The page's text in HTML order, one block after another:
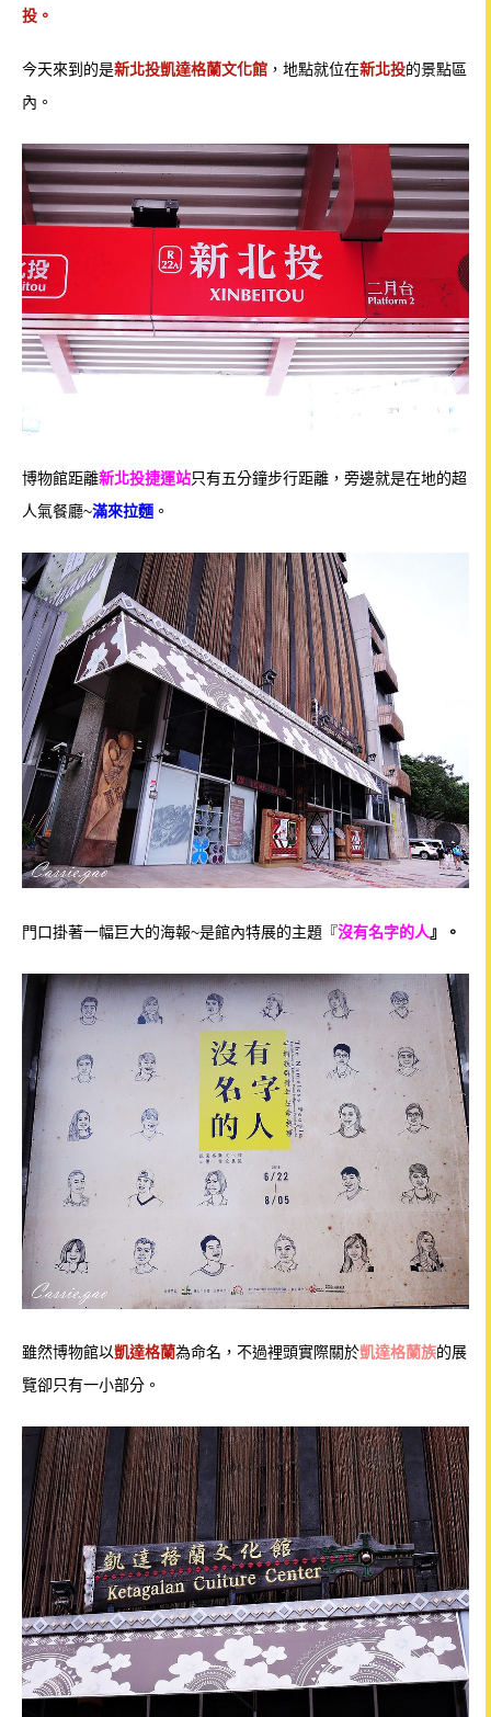
投。
今天來到的是新北投凱達格蘭文化館 ，地點就位在新北投的景點區
內。
博物館距離新北投捷運站只有五分鐘步行距離，旁邊就是在地的超
人氣餐廳~滿來拉麵 。
門口掛著一幅巨大的海報~是館內特展的主題『沒有名字的人 』。
雖然博物館以凱達格蘭為命名，不過裡頭實際關於凱達格蘭族的展
覽卻只有一小部分。